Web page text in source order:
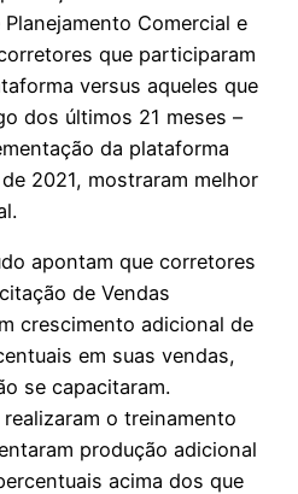
Comercial e
que participaram
versus aqueles que
dos últimos 21 meses –
da plataforma
2021, mostraram melhor
apontam que corretores
de Vendas
crescimento adicional de
em suas vendas,
se capacitaram.
o treinamento
produção adicional
acima dos que